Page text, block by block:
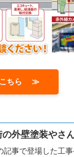
こちら ≫
外壁塗装やさん
事で登場した工事